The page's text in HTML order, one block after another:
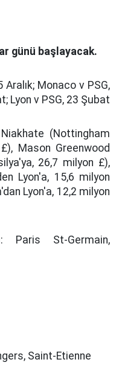
günü başlayacak.
Aralık; Monaco v PSG,
Lyon v PSG, 23 Şubat
(Nottingham
Mason Greenwood
26,7 milyon £),
Lyon'a, 15,6 milyon
Lyon'a, 12,2 milyon
Paris St-Germain,
Saint-Etienne